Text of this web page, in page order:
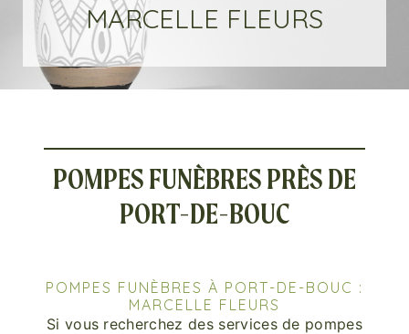
MARCELLE FLEURS
POMPES FUNÈBRES PRÈS DE
PORT-DE-BOUC
POMPES FUNÈBRES À PORT-DE-BOUC :
MARCELLE FLEURS
Si vous recherchez des services de pompes